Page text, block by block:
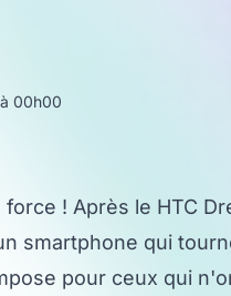
00h00
! Après le HTC
smartphone qui
pour ceux qui